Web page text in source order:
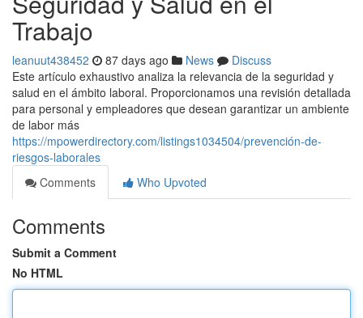
Trabajo
leanuut438452 87 days ago News
Discuss
Este artículo exhaustivo analiza la relevancia de la seguridad y
salud en el ámbito laboral. Proporcionamos una revisión detallada
para personal y empleadores que desean garantizar un ambiente
de labor más
https://mpowerdirectory.com/listings1034504/prevención-de-
riesgos-laborales
Comments
Who Upvoted
Comments
Submit a Comment
No HTML